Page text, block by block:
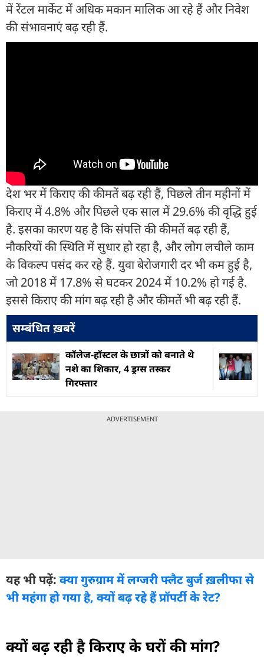
में रेंटल मार्केट में अधिक मकान मालिक आ रहे हैं और निवेश
की संभावनाएं बढ़ रही हैं.
देश भर में किराए की कीमतें बढ़ रही हैं, पिछले तीन महीनों में
किराए में 4.8% और पिछले एक साल में 29.6% की वृद्धि हुई
है. इसका कारण यह है कि संपत्ति की कीमतें बढ़ रही हैं,
नौकरियों की स्थिति में सुधार हो रहा है, और लोग लचीले काम
के विकल्प पसंद कर रहे हैं. युवा बेरोजगारी दर भी कम हुई है,
जो 2018 में 17.8% से घटकर 2024 में 10.2% हो गई है.
इससे किराए की मांग बढ़ रही है और कीमतें भी बढ़ रही हैं.
सम्बंधित ख़बरें
कॉलेज-हॉस्टल के छात्रों को बनाते थे
नशे का शिकार, 4 ड्रग्स तस्कर
गिरफ्तार
ADVERTISEMENT
यह भी पढ़ें: क्या गुरुग्राम में लग्जरी फ्लैट बुर्ज ख़लीफा से
भी महंगा हो गया है, क्यों बढ़ रहे हैं प्रॉपर्टी के रेट?
क्यों बढ़ रही है किराए के घरों की मांग?